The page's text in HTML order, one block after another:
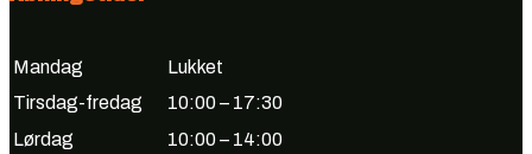
Mandag
Lukket
Tirsdag-fredag
10:00 – 17:30
Lørdag
10:00 – 14:00